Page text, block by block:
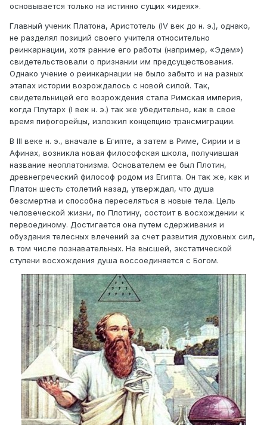
основывается только на истинно сущих «идеях».
Главный ученик Платона, Аристотель (IV век до н. э.), однако,
не разделял позиций своего учителя относительно
реинкарнации, хотя ранние его работы (например, «Эдем»)
свидетельствовали о признании им предсуществования.
Однако учение о реинкарнации не было забыто и на разных
этапах истории возрождалось с новой силой. Так,
свидетельницей его возрождения стала Римская империя,
когда Плутарх (I век н. э.) так же убедительно, как в свое
время пифогорейцы, изложил концепцию трансмиграции.
В III веке н. э., вначале в Египте, а затем в Риме, Сирии и в
Афинах, возникла новая философская школа, получившая
название неоплатонизма. Основателем ее был Плотин,
древнегреческий философ родом из Египта. Он так же, как и
Платон шесть столетий назад, утверждал, что душа
безсмертна и способна переселяться в новые тела. Цель
человеческой жизни, по Плотину, состоит в восхождении к
первоединому. Достигается она путем сдерживания и
обуздания телесных влечений за счет развития духовных сил,
в том числе познавательных. На высшей, экстатической
ступени восхождения душа воссоединяется с Богом.